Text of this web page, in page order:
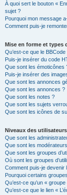
À quoi sert le bouton «
sujet ?
Pourquoi mon message
Comment puis-je
Mise en forme et types
Qu’est-ce que le BBCode
Puis-je insérer du code
Que sont les émoticônes
Puis-je insérer des
Que sont les annonces
Que sont les annonces ?
Que sont les notes ?
Que sont les sujets
Que sont les icônes de
Niveaux des
Que sont les
Que sont les
Que sont les groupes
Où sont les groupes
Comment puis-je devenir
Pourquoi certains
Qu’est-ce qu’un «
Qu’est-ce que le lien «